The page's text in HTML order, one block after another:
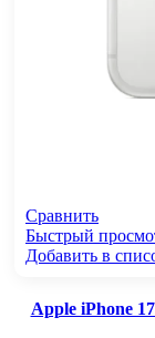
Сравнить
Быстрый
Добавить в
Apple iPhone